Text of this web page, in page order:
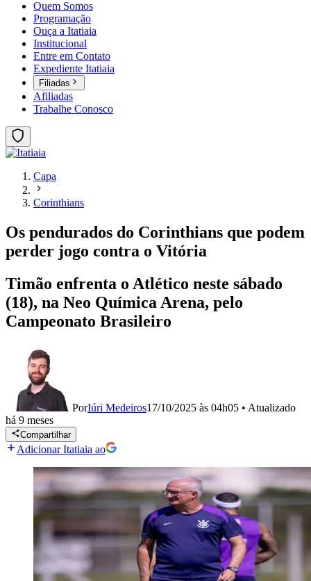
Quem Somos
Programação
Ouça a Itatiaia
Institucional
Entre em Contato
Expediente Itatiaia
Filiadas
Afiliadas
Trabalhe Conosco
Capa
Corinthians
Os pendurados do Corinthians que podem
perder jogo contra o Vitória
Timão enfrenta o Atlético neste sábado
(18), na Neo Química Arena, pelo
Campeonato Brasileiro
PorIúri Medeiros17/10/2025 às 04h05 • Atualizado
há 9 meses
Compartilhar
Adicionar Itatiaia ao